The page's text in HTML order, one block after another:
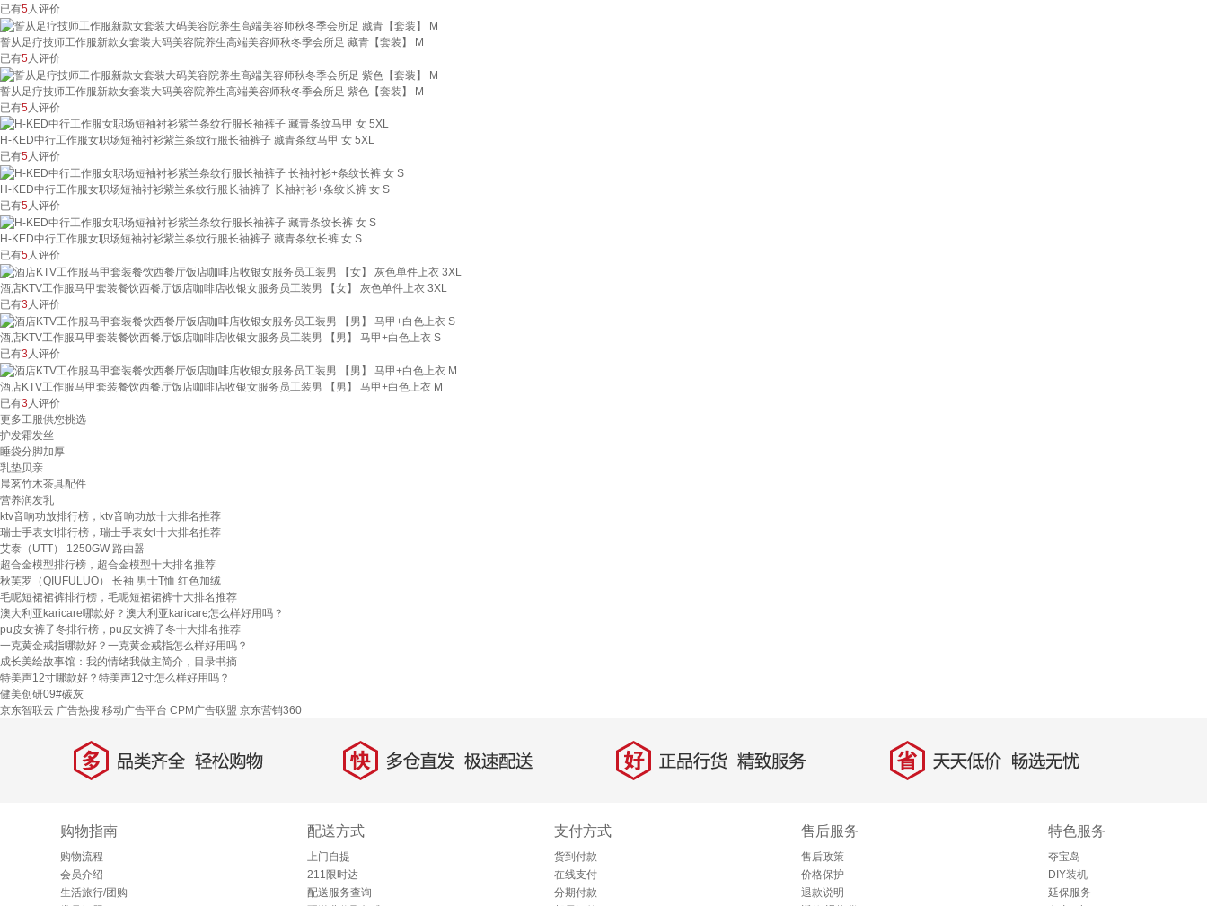
已有5人评价
誓从足疗技师工作服新款女套装大码美容院养生高端美容师秋冬季会所足 藏青【套装】 M
已有5 人评价
誓从足疗技师工作服新款女套装大码美容院养生高端美容师秋冬季会所足 紫色【套装】 M
已有5 人评价
H-KED中行工作服女职场短袖衬衫紫兰条纹行服长袖裤子 藏青条纹马甲 女 5XL
已有5人评价
H-KED中行工作服女职场短袖衬衫紫兰条纹行服长袖裤子 长袖衬衫+条纹长裤 女 S
已有5人评价
H-KED中行工作服女职场短袖衬衫紫兰条纹行服长袖裤子 藏青条纹长裤 女 S
已有5人评价
酒店KTV工作服马甲套装餐饮西餐厅饭店咖啡店收银女服务员工装男 【女】 灰色单件上衣 3XL
已有3 人评价
酒店KTV工作服马甲套装餐饮西餐厅饭店咖啡店收银女服务员工装男 【男】 马甲+白色上衣 S
已有3 人评价
酒店KTV工作服马甲套装餐饮西餐厅饭店咖啡店收银女服务员工装男 【男】 马甲+白色上衣 M
已有3 人评价
更多工服供您挑选
护发霜发丝
睡袋分脚加厚
乳垫贝亲
晨茗竹木茶具配件
营养润发乳
ktv音响功放排行榜，ktv音响功放十大排名推荐
瑞士手表女l排行榜，瑞士手表女l十大排名推荐
艾泰（UTT） 1250GW 路由器
超合金模型排行榜，超合金模型十大排名推荐
秋芙罗（QIUFULUO） 长袖 男士T恤 红色加绒
毛呢短裙裙裤排行榜，毛呢短裙裙裤十大排名推荐
澳大利亚karicare哪款好？澳大利亚karicare怎么样好用吗？
pu皮女裤子冬排行榜，pu皮女裤子冬十大排名推荐
一克黄金戒指哪款好？一克黄金戒指怎么样好用吗？
成长美绘故事馆：我的情绪我做主简介，目录书摘
特美声12寸哪款好？特美声12寸怎么样好用吗？
健美创研09#碳灰
京东智联云 广告热搜 移动广告平台 CPM广告联盟 京东营销360
多 品类齐全，轻松购物 快 多仓直发，极速配送 好 正品行货，精致服务 省 天天低价，畅选无忧
购物指南
购物流程
会员介绍
生活旅行/团购
配送方式
上门自提
211限时达
配送服务查询
支付方式
货到付款
在线支付
分期付款
售后服务
售后政策
价格保护
退款说明
特色服务
夺宝岛
DIY装机
延保服务